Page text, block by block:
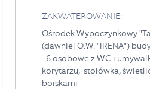
ZAKWATEROWANIE:
Ośrodek Wypoczynkowy
(dawniej O.W. "IRENA")
- 6 osobowe z WC i
korytarzu, stołówka,
boiskami